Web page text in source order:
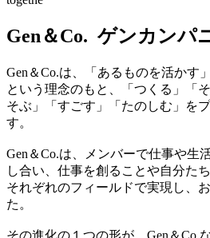
Gen＆Co. ゲンカンパ
Gen＆Co.は、「あるものを活かす
という理念のもと、「つくる」「
そぶ」「すごす」「たのしむ」を
す。
Gen＆Co.は、メンバーで仕事や生
し合い、仕事を創ることや自分た
それぞれのフィールドで実現し、
た。
その進化の１つの形が、Gen＆Co.